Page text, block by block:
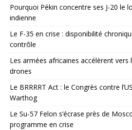
Pourquoi Pékin concentre ses J-20 le
indienne
Le F-35 en crise : disponibilité
contrôle
Les armées africaines accélèrent vers
drones
Le BRRRRT Act : le Congrès contre
Warthog
Le Su-57 Felon s’écrase près de
programme en crise